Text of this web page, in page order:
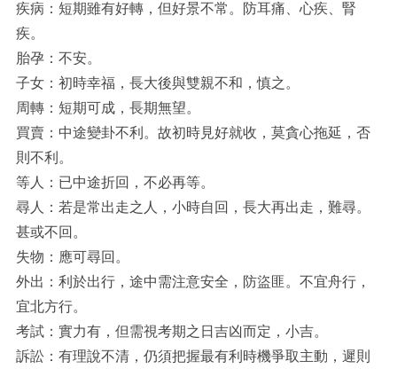
疾病：短期雖有好轉，但好景不常。防耳痛、心疾、腎
疾。
胎孕：不安。
子女：初時幸福，長大後與雙親不和，慎之。
周轉：短期可成，長期無望。
買賣：中途變卦不利。故初時見好就收，莫貪心拖延，否
則不利。
等人：已中途折回，不必再等。
尋人：若是常出走之人，小時自回，長大再出走，難尋。
甚或不回。
失物：應可尋回。
外出：利於出行，途中需注意安全，防盜匪。不宜舟行，
宜北方行。
考試：實力有，但需視考期之日吉凶而定，小吉。
訴訟：有理說不清，仍須把握最有利時機爭取主動，遲則